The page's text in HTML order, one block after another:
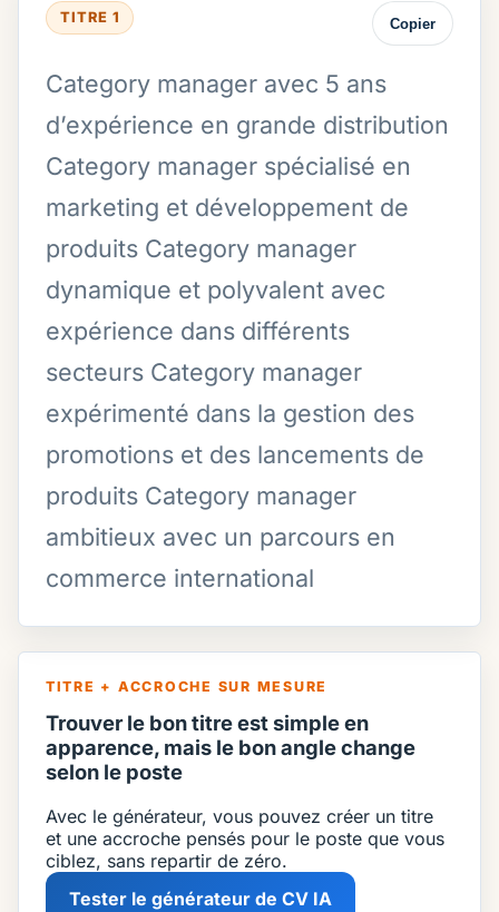
TITRE 1 Copier
Category manager avec 5 ans
d’expérience en grande distribution
Category manager spécialisé en
marketing et développement de
produits Category manager
dynamique et polyvalent avec
expérience dans différents
secteurs Category manager
expérimenté dans la gestion des
promotions et des lancements de
produits Category manager
ambitieux avec un parcours en
commerce international
TITRE + ACCROCHE SUR MESURE
Trouver le bon titre est simple en
apparence, mais le bon angle change
selon le poste
Avec le générateur, vous pouvez créer un titre
et une accroche pensés pour le poste que vous
ciblez, sans repartir de zéro.
Tester le générateur de CV IA